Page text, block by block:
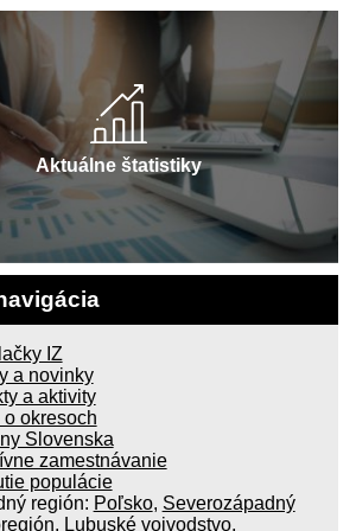
Aktuálne štatistiky
IZ
a novinky
a aktivity
o okresoch
Slovenska
zamestnávanie
populácie
región: Poľsko, Severozápadný
, Lubuské vojvodstvo,